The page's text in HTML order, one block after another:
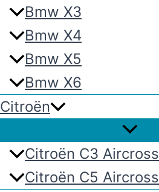
Bmw X3
Bmw X4
Bmw X5
Bmw X6
Citroën
Citroën C3 Aircross
Citroën C5 Aircross